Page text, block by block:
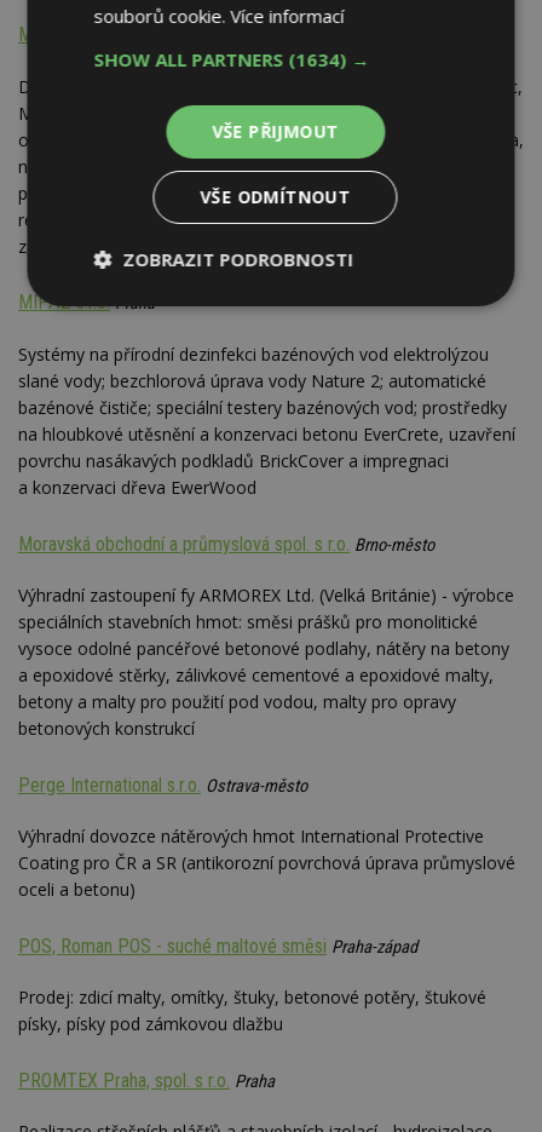
Meffert ČR spol. s r.o.
Distribuce produktů stavební chemie výrobní řady düfa, Profitec,
MF speciál: interiérové a fasádní barvy, tónovací barvy,
omítkoviny, renovační produkty, laky, dekorativní ošetření dřeva,
nátěry na beton, střechy, lepidla, tmely, stěrky; míchání barev
pomocí automatu; certifikované zateplovací systémy vč.
realizace; speciální nátěry na průmyslové kovové konstrukce,
zařízení a objekty
MIPAZ s.r.o. Praha
Systémy na přírodní dezinfekci bazénových vod elektrolýzou
slané vody; bezchlorová úprava vody Nature 2; automatické
bazénové čističe; speciální testery bazénových vod; prostředky
na hloubkové utěsnění a konzervaci betonu EverCrete, uzavření
povrchu nasákavých podkladů BrickCover a impregnaci
a konzervaci dřeva EwerWood
Moravská obchodní a průmyslová spol. s r.o. Brno-město
Výhradní zastoupení fy ARMOREX Ltd. (Velká Británie) - výrobce
speciálních stavebních hmot: směsi prášků pro monolitické
vysoce odolné pancéřové betonové podlahy, nátěry na betony
a epoxidové stěrky, zálivkové cementové a epoxidové malty,
betony a malty pro použití pod vodou, malty pro opravy
betonových konstrukcí
Perge International s.r.o. Ostrava-město
Výhradní dovozce nátěrových hmot International Protective
Coating pro ČR a SR (antikorozní povrchová úprava průmyslové
oceli a betonu)
POS, Roman POS - suché maltové směsi Praha-západ
Prodej: zdicí malty, omítky, štuky, betonové potěry, štukové
písky, písky pod zámkovou dlažbu
PROMTEX Praha, spol. s r.o. Praha
souborů cookie.Více informací
SHOW ALL PARTNERS (1634) →
VŠE PŘIJMOUT
VŠE ODMÍTNOUT
ZOBRAZIT PODROBNOSTI
Nezbytně
soubory
Výkonové
Soubory
Funkční soubory
Nezařazené
soubory
Nezbytně nutné soubory
Výkonové soubory
Soubory cílení
Funkční soubory
Nezařazené soubory
uživatele a správa účtu. Webové stránky nelze bez
Název
Provider/
Doména
Vyprší